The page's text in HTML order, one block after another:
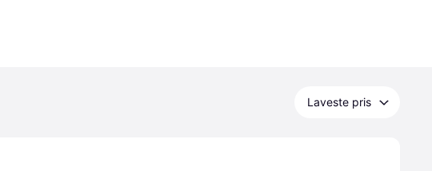
Laveste pris